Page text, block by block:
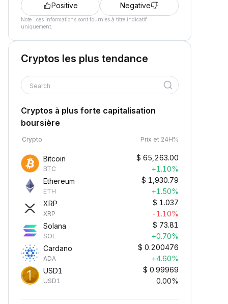
Positive Negative
Note : ces informations sont fournies à titre indicatif
uniquement.
Cryptos les plus tendance
Search
Cryptos à plus forte capitalisation
boursière
Crypto Prix et 24H%
Bitcoin
BTC
$ 65,263.00
+1.10%
Ethereum
ETH
$ 1,930.79
+1.50%
XRP
XRP
$ 1.037
-1.10%
Solana
SOL
$ 73.81
+0.70%
Cardano
ADA
$ 0.200476
+4.60%
USD1
USD1
$ 0.99969
0.00%